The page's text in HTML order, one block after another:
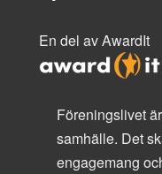
En del av AwardIt
Föreningslivet
samhälle. Det
engagemang